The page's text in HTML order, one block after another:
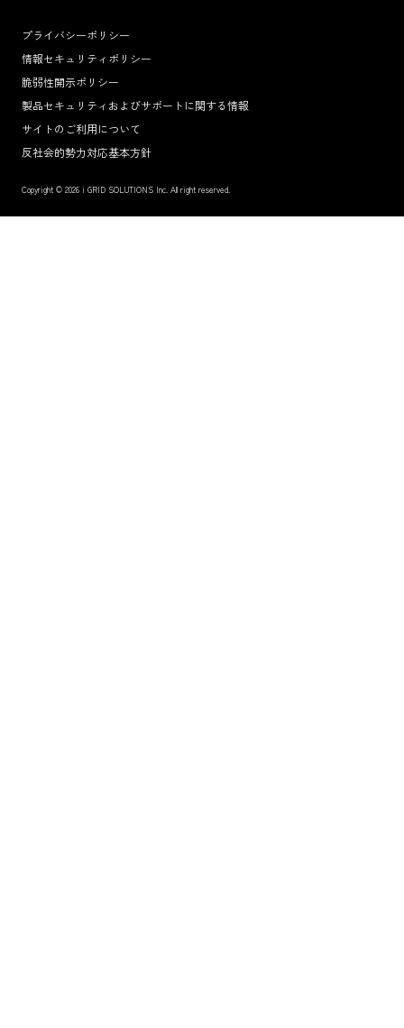
プライバシーポリシー
情報セキュリティポリシー
脆弱性開示ポリシー
製品セキュリティおよびサポートに関する情報
サイトのご利用について
反社会的勢力対応基本方針
Copyright © 2026 i GRID SOLUTIONS Inc. All right reserved.